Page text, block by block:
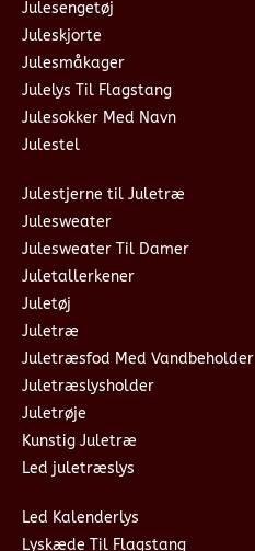
Julesengetøj
Juleskjorte
Julesmåkager
Julelys Til Flagstang
Julesokker Med Navn
Julestel
Julestjerne til Juletræ
Julesweater
Julesweater Til Damer
Juletallerkener
Juletøj
Juletræ
Juletræsfod Med Vandbeholder
Juletræslysholder
Juletrøje
Kunstig Juletræ
Led juletræslys
Led Kalenderlys
Lyskæde Til Flagstang